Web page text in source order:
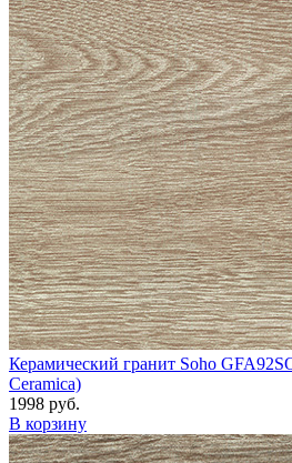
Керамический гранит Soho
Ceramica)
1998 руб.
В корзину